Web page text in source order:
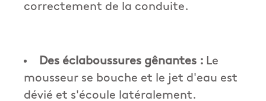
correctement de la conduite.
Des éclaboussures gênantes : Le
mousseur se bouche et le jet d'eau est
dévié et s'écoule latéralement.